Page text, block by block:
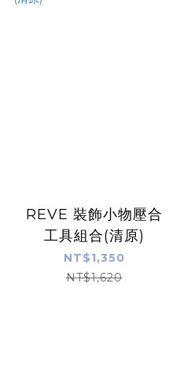
REVE 裝飾小物壓合
工具組合(清原)
NT$1,350
NT$1,620